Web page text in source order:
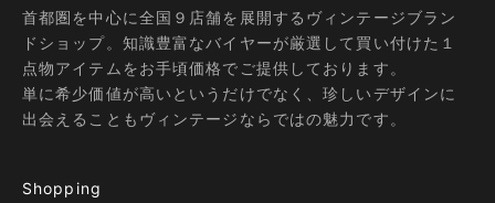
首都圏を中心に全国９店舗を展開するヴィンテージブラン
ドショップ。知識豊富なバイヤーが厳選して買い付けた１
点物アイテムをお手頃価格でご提供しております。
単に希少価値が高いというだけでなく、珍しいデザインに
出会えることもヴィンテージならではの魅力です。
Shopping